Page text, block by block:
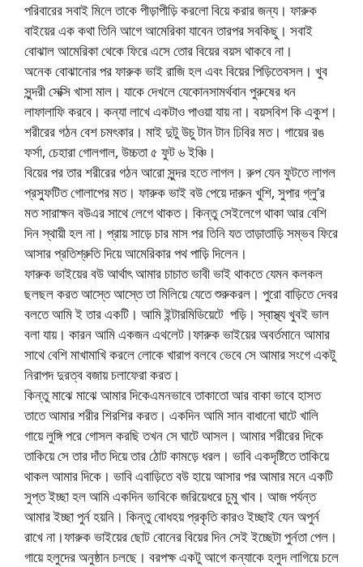
পরিবারের সবাই মিলে তাকে পীড়াপীড়ি করলো বিয়ে করার জন্য। ফারুক
বাইয়ের এক কথা তিনি আগে আমেরিকা যাবেন তারপর সবকিছু। সবাই
বোঝাল আমেরিকা থেকে ফিরে এসে তোর বিয়ের বয়স থাকবে না।
অনেক বোঝানোর পর ফারুক ভাই রাজি হল এবং বিয়ের পিড়িতেবসল। খুব
সুন্দরী সেক্সি খাসা মাল। যাকে দেখলে যেকোনসামর্থবান পুরুষের ধন
লাফালাফি করবে। কন্যা লাখে একটাও পাওয়া যায় না। বয়সবিশ কি একুশ।
শরীরের গঠন বেশ চমৎকার। মাই দুটু উচু টান টান ঢিবির মত। গায়ের রঙ
ফর্সা, চেহারা গোলগাল, উচ্চতা ৫ ফুট ৬ ইঞ্চি।
বিয়ের পর তার শরীরের গঠন আরো সুন্দর হতে লাগল। রুপ যেন ফুটতে লাগল
প্রস্ফুটিত গোলাপের মত। ফারুক ভাই বউ পেয়ে দারুন খুশি, সুপার গ্লু’র
মত সারাক্ষন বউএর সাথে লেগে থাকত। কিন্তু সেইলেগে থাকা আর বেশি
দিন স্থায়ী হল না। প্রায় সাড়ে চার মাস পর তিনি যত তাড়াতাড়ি সম্ভব ফিরে
আসার প্রতিশ্রুতি দিয়ে আমেরিকার পথ পাড়ি দিলেন।
ফারুক ভাইয়ের বউ আর্থাৎ আমার চাচাত ভাবী ভাই থাকতে যেমন কলকল
ছলছল করত আস্তে আস্তে তা মিলিয়ে যেতে শুরুকরল। পুরো বাড়িতে দেবর
বলতে আমি ই তার একটি। আমি ইন্টারমিডিয়েটে ­ পড়ি। স্বাস্থ্য খুবই ভাল
বলা যায়। কারন আমি একজন এথলেট।ফারুক ভাইয়ের অবর্তমানে আমার
সাথে বেশি মাখামাখি করলে লোকে খারাপ বলবে ভেবে সে আমার সংগে একটু
নিরাপদ দুরত্ব বজায় চলাফেরা করত।
কিন্তু মাঝে মাঝে আমার দিকেএমনভাবে তাকাতো আর বাকা ভাবে হাসত
তাতে আমার শরীর শিরশির করত। একদিন আমি সান বাধানো ঘাটে খালি
গায়ে লুঙ্গি পরে গোসল করছি তখন সে ঘাটে আসল। আমার শরীরের দিকে
তাকিয়ে সে তার দাঁত দিয়ে তার ঠোট কামড়ে ধরল। ভাবি একদৃষ্টিতে তাকিয়ে
থাকল আমার দিকে। ভাবি এবাড়িতে বউ হায়ে আসার পর আমার মনে একটি
সুপ্ত ইচ্ছা হল আমি একদিন ভাবিকে জরিয়েধরে চুমু খাব। আজ পর্যন্ত
আমার ইচ্ছা পুর্ন হয়নি। কিন্তু বোধহয় প্রকৃতি কারও ইচ্ছাই যেন অপুর্ন
রাখে না।ফারুক ভাইয়ের ছোট বোনের বিয়ের দিন সেই ইচ্ছেটা পুর্নতা পেল।
গায়ে হলুদের অনুষ্ঠান চলছে। বরপক্ষ একটু আগে কন্যাকে হলুদ লাগিয়ে চলে